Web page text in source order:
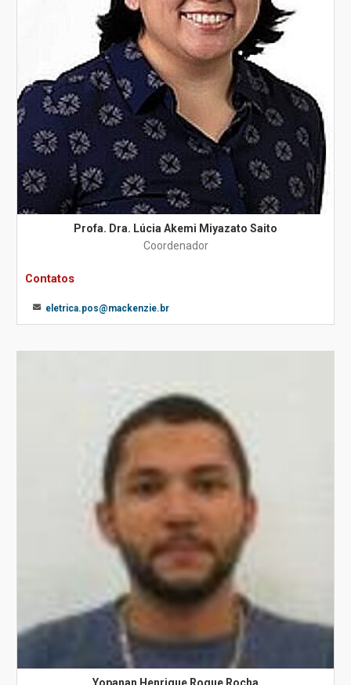
Profa. Dra. Lúcia Akemi Miyazato Saito
Coordenador
Contatos
eletrica.pos@mackenzie.br
Yopanan Henrique Roque Rocha